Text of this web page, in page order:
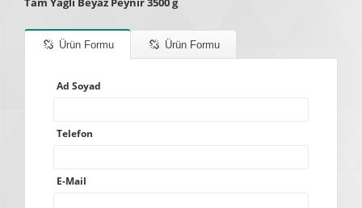
Ürün Formu Ürün Formu
Ad Soyad
Telefon
E-Mail